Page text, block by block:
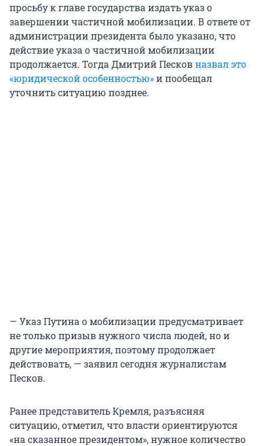
просьбу к главе государства издать указ о
завершении частичной мобилизации. В ответе от
администрации президента было указано, что
действие указа о частичной мобилизации
продолжается. Тогда Дмитрий Песковназвал это
«юридической особенностью»и пообещал
уточнить ситуацию позднее.
— Указ Путина о мобилизации предусматривает
не только призыв нужного числа людей, но и
другие мероприятия, поэтому продолжает
действовать, — заявил сегодня журналистам
Песков.
Ранее представитель Кремля, разъясняя
ситуацию, отметил, что власти ориентируются
«на сказанное президентом», нужное количество